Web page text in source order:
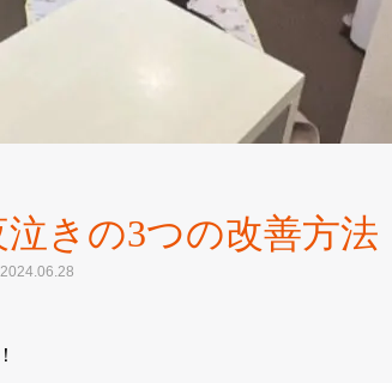
きの3つの改善方法
2024.06.28